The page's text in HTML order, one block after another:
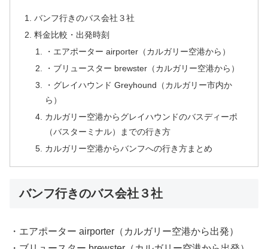
バンフ行きのバス会社３社
料金比較・出発時刻
・エアポーター airporter（カルガリー空港から）
・ブリュースター brewster（カルガリー空港から）
・グレイハウンド Greyhound（カルガリー市内か
ら）
カルガリー空港からグレイハウンドのバスディーポ
（バスターミナル）までの行き方
カルガリー空港からバンフへの行き方まとめ
バンフ行きのバス会社３社
・エアポーター airporter（カルガリー空港から出発）